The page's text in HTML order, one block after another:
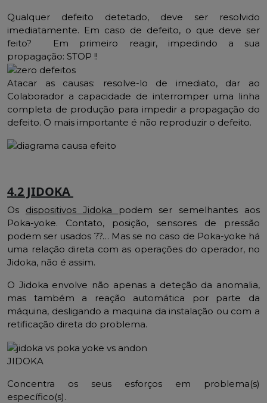
Qualquer defeito detetado, deve ser resolvido
imediatamente. Em caso de defeito, o que deve ser
feito? Em primeiro reagir, impedindo a sua
propagação: STOP !!
Atacar as causas: resolve-lo de imediato, dar ao
Colaborador a capacidade de interromper uma linha
completa de produção para impedir a propagação do
defeito. O mais importante é não reproduzir o defeito.
4.2 JIDOKA
Os dispositivos Jidoka podem ser semelhantes aos
Poka-yoke. Contato, posição, sensores de pressão
podem ser usados ??… Mas se no caso de Poka-yoke há
uma relação direta com as operações do operador, no
Jidoka, não é assim.
O Jidoka envolve não apenas a deteção da anomalia,
mas também a reação automática por parte da
máquina, desligando a maquina da instalação ou com a
retificação direta do problema.
JIDOKA
Concentra os seus esforços em problema(s)
específico(s).